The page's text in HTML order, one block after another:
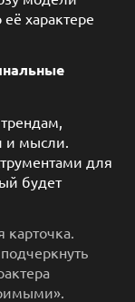
характере
и мысли.
для
будет